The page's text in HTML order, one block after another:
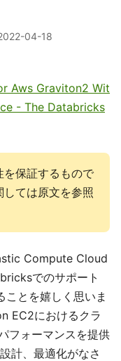
04-18
Aws Graviton2 Wit
- The Databricks
保証するもので
ては原文を参照
Compute Cloud
でのサポート
とを嬉しく思いま
EC2におけるクラ
フォーマンスを提供
計、最適化がなさ